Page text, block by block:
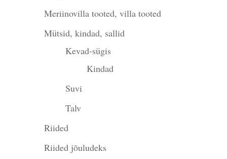
Meriinovilla tooted, villa tooted
Mütsid, kindad, sallid
Kevad-sügis
Kindad
Suvi
Talv
Riided
Riided jõuludeks